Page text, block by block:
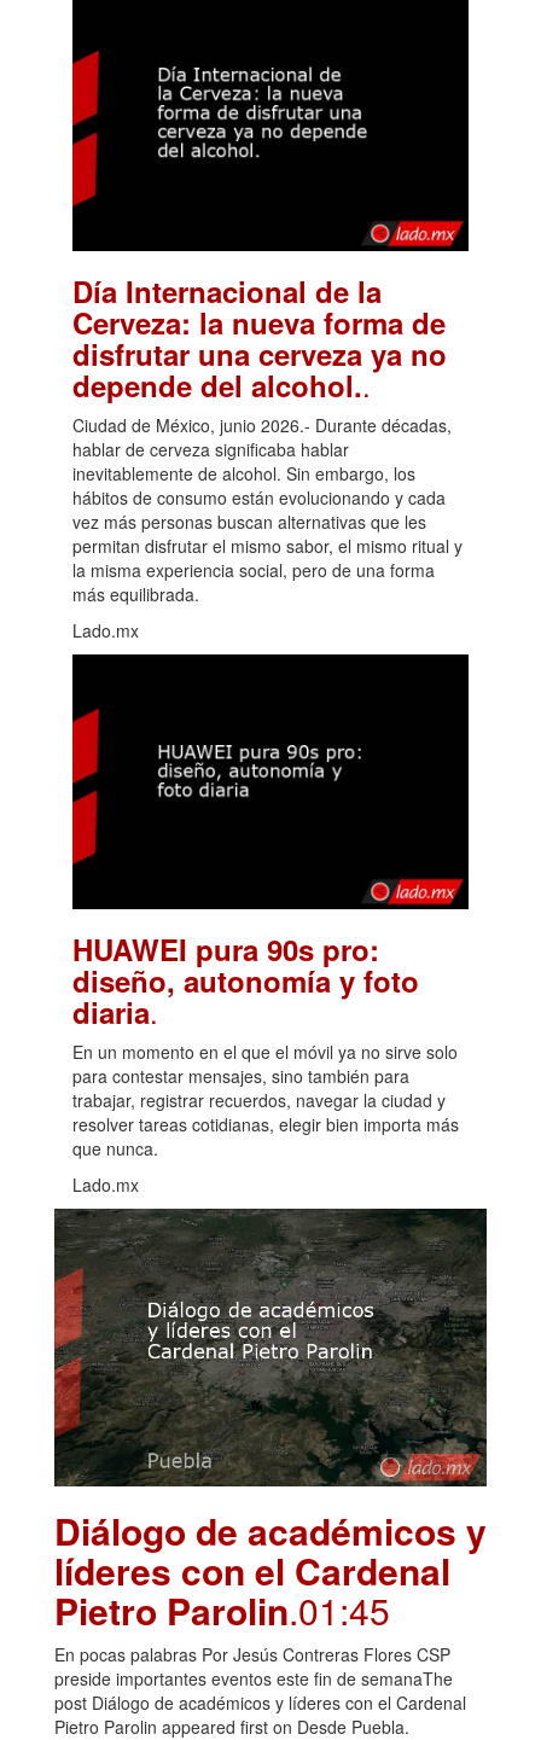
Día Internacional de la
Cerveza: la nueva forma de
disfrutar una cerveza ya no
depende del alcohol..
Ciudad de México, junio 2026.- Durante décadas,
hablar de cerveza significaba hablar
inevitablemente de alcohol. Sin embargo, los
hábitos de consumo están evolucionando y cada
vez más personas buscan alternativas que les
permitan disfrutar el mismo sabor, el mismo ritual y
la misma experiencia social, pero de una forma
más equilibrada.
Lado.mx
HUAWEI pura 90s pro:
diseño, autonomía y foto
diaria.
En un momento en el que el móvil ya no sirve solo
para contestar mensajes, sino también para
trabajar, registrar recuerdos, navegar la ciudad y
resolver tareas cotidianas, elegir bien importa más
que nunca.
Lado.mx
Diálogo de académicos y
líderes con el Cardenal
Pietro Parolin.01:45
En pocas palabras Por Jesús Contreras Flores CSP
preside importantes eventos este fin de semanaThe
post Diálogo de académicos y líderes con el Cardenal
Pietro Parolin appeared first on Desde Puebla.